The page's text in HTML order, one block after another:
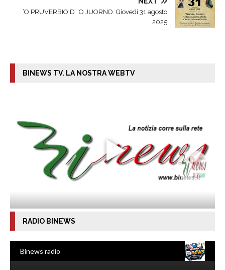
‘O PRUVERBIO D’ ‘O JUORNO. Giovedì 31 agosto
2025
BINEWS TV. LA NOSTRA WEBTV
RADIO BINEWS